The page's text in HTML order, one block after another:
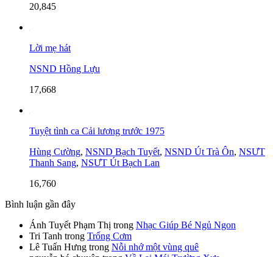
20,845
Lời mẹ hát
NSND Hồng Lựu
17,668
Tuyệt tình ca Cải lương trước 1975
Hùng Cường, NSND Bạch Tuyết, NSND Út Trà Ôn, NSƯT
Thanh Sang, NSƯT Út Bạch Lan
16,760
Bình luận gần đây
Ánh Tuyết Phạm Thị trong Nhạc Giúp Bé Ngủ Ngon
Tri Tanh trong Trống Cơm
Lê Tuấn Hưng trong Nỗi nhớ một vùng quê